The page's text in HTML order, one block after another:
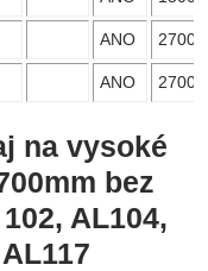
ANO 2700
ANO 2700
na vysoké
bez
AL104,